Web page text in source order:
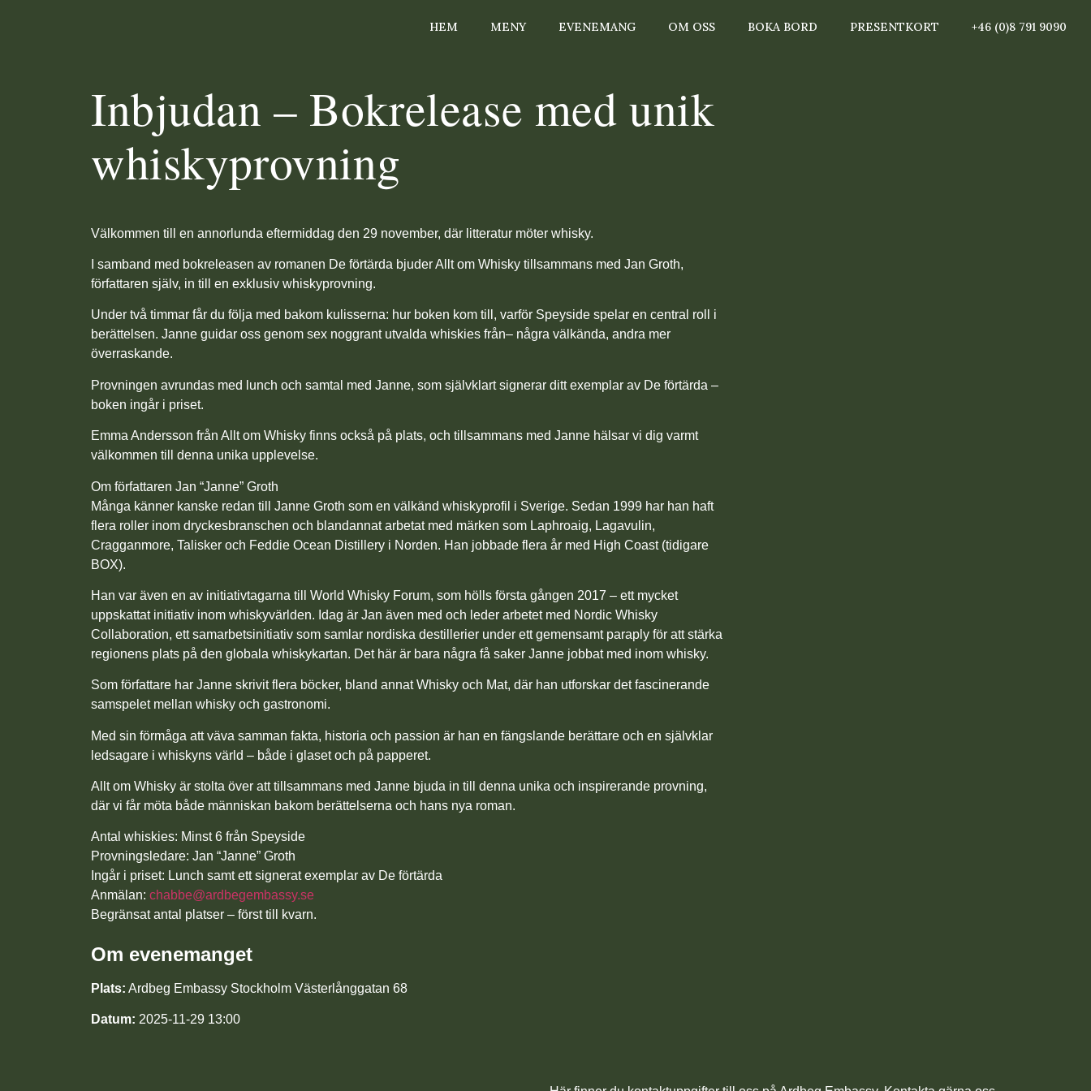
HEM MENY EVENEMANG OM OSS BOKA BORD PRESENTKORT +46 (0)8 791 9090
Inbjudan – Bokrelease med unik
whiskyprovning
Välkommen till en annorlunda eftermiddag den 29 november, där litteratur möter whisky.
I samband med bokreleasen av romanen De förtärda bjuder Allt om Whisky tillsammans med Jan Groth,
författaren själv, in till en exklusiv whiskyprovning.
Under två timmar får du följa med bakom kulisserna: hur boken kom till, varför Speyside spelar en central roll i
berättelsen. Janne guidar oss genom sex noggrant utvalda whiskies från– några välkända, andra mer
överraskande.
Provningen avrundas med lunch och samtal med Janne, som självklart signerar ditt exemplar av De förtärda –
boken ingår i priset.
Emma Andersson från Allt om Whisky finns också på plats, och tillsammans med Janne hälsar vi dig varmt
välkommen till denna unika upplevelse.
Om författaren Jan “Janne” Groth
Många känner kanske redan till Janne Groth som en välkänd whiskyprofil i Sverige. Sedan 1999 har han haft
flera roller inom dryckesbranschen och blandannat arbetat med märken som Laphroaig, Lagavulin,
Cragganmore, Talisker och Feddie Ocean Distillery i Norden. Han jobbade flera år med High Coast (tidigare
BOX).
Han var även en av initiativtagarna till World Whisky Forum, som hölls första gången 2017 – ett mycket
uppskattat initiativ inom whiskyvärlden. Idag är Jan även med och leder arbetet med Nordic Whisky
Collaboration, ett samarbetsinitiativ som samlar nordiska destillerier under ett gemensamt paraply för att stärka
regionens plats på den globala whiskykartan. Det här är bara några få saker Janne jobbat med inom whisky.
Som författare har Janne skrivit flera böcker, bland annat Whisky och Mat, där han utforskar det fascinerande
samspelet mellan whisky och gastronomi.
Med sin förmåga att väva samman fakta, historia och passion är han en fängslande berättare och en självklar
ledsagare i whiskyns värld – både i glaset och på papperet.
Allt om Whisky är stolta över att tillsammans med Janne bjuda in till denna unika och inspirerande provning,
där vi får möta både människan bakom berättelserna och hans nya roman.
Antal whiskies: Minst 6 från Speyside
Provningsledare: Jan “Janne” Groth
Ingår i priset: Lunch samt ett signerat exemplar av De förtärda
Anmälan: chabbe@ardbegembassy.se
Begränsat antal platser – först till kvarn.
Om evenemanget
Plats: Ardbeg Embassy Stockholm Västerlånggatan 68
Datum: 2025-11-29 13:00